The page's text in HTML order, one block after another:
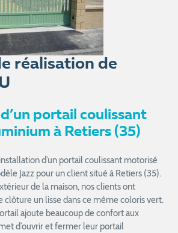
réalisation de
portail coulissant
à Retiers (35)
d’un portail coulissant motorisé
Jazz pour un client situé à Retiers (35).
de la maison, nos clients ont
clôture un lisse dans ce même coloris vert.
ajoute beaucoup de confort aux
d’ouvrir et fermer leur portail